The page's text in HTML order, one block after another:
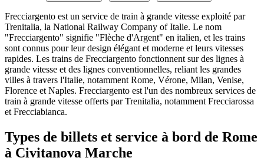
Frecciargento est un service de train à grande vitesse exploité par
Trenitalia, la National Railway Company of Italie. Le nom
"Frecciargento" signifie "Flèche d'Argent" en italien, et les trains
sont connus pour leur design élégant et moderne et leurs vitesses
rapides. Les trains de Frecciargento fonctionnent sur des lignes à
grande vitesse et des lignes conventionnelles, reliant les grandes
villes à travers l'Italie, notamment Rome, Vérone, Milan, Venise,
Florence et Naples. Frecciargento est l'un des nombreux services de
train à grande vitesse offerts par Trenitalia, notamment Frecciarossa
et Frecciabianca.
Types de billets et service à bord de Rome
à Civitanova Marche